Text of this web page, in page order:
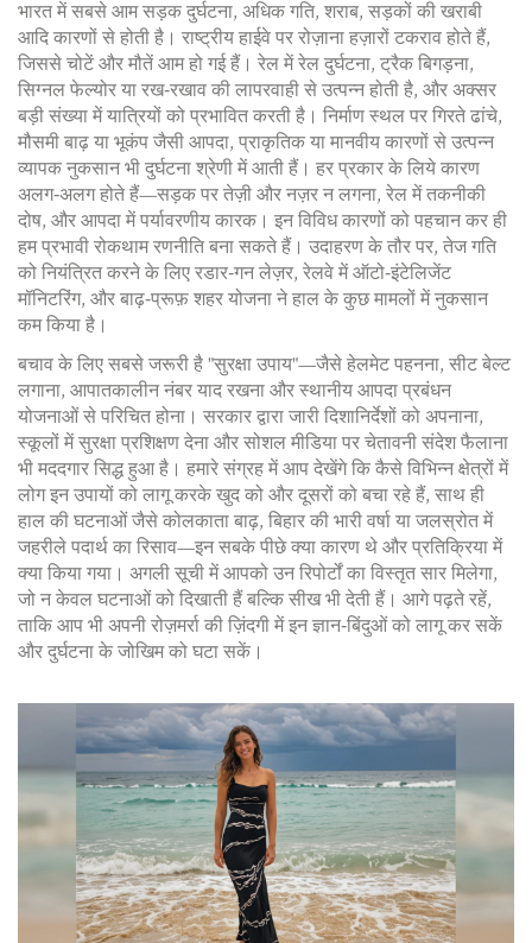
भारत में सबसे आमसड़क दुर्घटना, अधिक गति, शराब, सड़कों की खराबी
आदि कारणों से होती है । राष्ट्रीय हाईवे पर रोज़ाना हज़ारों टकराव होते हैं,
जिससे चोटें और मौतें आम हो गई हैं। रेल मेंरेल दुर्घटना, ट्रैक बिगड़ना,
सिग्नल फेल्योर या रख‑रखाव की लापरवाही से उत्पन्न होती है, और अक्सर
बड़ी संख्या में यात्रियों को प्रभावित करती है। निर्माण स्थल पर गिरते ढांचे,
मौसमी बाढ़ या भूकंप जैसीआपदा, प्राकृतिक या मानवीय कारणों से उत्पन्न
व्यापक नुकसानभी दुर्घटना श्रेणी में आती हैं। हर प्रकार के लिये कारण
अलग‑अलग होते हैं—सड़क पर तेज़ी और नज़र न लगना, रेल में तकनीकी
दोष, और आपदा में पर्यावरणीय कारक। इन विविध कारणों को पहचान कर ही
हम प्रभावी रोकथाम रणनीति बना सकते हैं। उदाहरण के तौर पर, तेज गति
को नियंत्रित करने के लिए रडार‑गन लेज़र, रेलवे में ऑटो‑इंटेलिजेंट
मॉनिटरिंग, और बाढ़‑प्रूफ़ शहर योजना ने हाल के कुछ मामलों में नुकसान
कम किया है।
बचाव के लिए सबसे जरूरी है "सुरक्षा उपाय"—जैसे हेलमेट पहनना, सीट बेल्ट
लगाना, आपातकालीन नंबर याद रखना और स्थानीय आपदा प्रबंधन
योजनाओं से परिचित होना। सरकार द्वारा जारी दिशानिर्देशों को अपनाना,
स्कूलों में सुरक्षा प्रशिक्षण देना और सोशल मीडिया पर चेतावनी संदेश फैलाना
भी मददगार सिद्ध हुआ है। हमारे संग्रह में आप देखेंगे कि कैसे विभिन्न क्षेत्रों में
लोग इन उपायों को लागू करके खुद को और दूसरों को बचा रहे हैं, साथ ही
हाल की घटनाओं जैसे कोलकाता बाढ़, बिहार की भारी वर्षा या जलस्रोत में
जहरीले पदार्थ का रिसाव—इन सबके पीछे क्या कारण थे और प्रतिक्रिया में
क्या किया गया। अगली सूची में आपको उन रिपोर्टों का विस्तृत सार मिलेगा,
जो न केवल घटनाओं को दिखाती हैं बल्कि सीख भी देती हैं। आगे पढ़ते रहें,
ताकि आप भी अपनी रोज़मर्रा की ज़िंदगी में इन ज्ञान‑बिंदुओं को लागू कर सकें
और दुर्घटना के जोखिम को घटा सकें।